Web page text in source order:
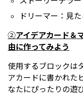
ドリーマー：見
②アイデアカード＆
由に作ってみよう
使用するブロックは
アカードに書かれた
なたにぴったりの遊